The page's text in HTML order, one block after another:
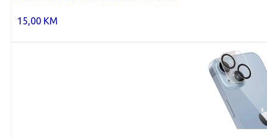
15,00 KM